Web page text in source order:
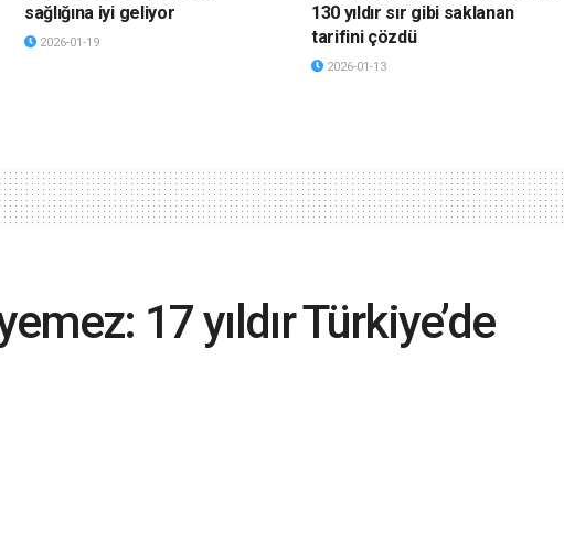
sağlığına iyi geliyor
2026-01-19
130 yıldır sır gibi saklanan
tarifini çözdü
2026-01-13
17 yıldır Türkiye’de